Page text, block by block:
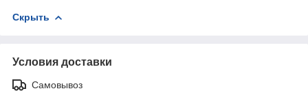
Скрыть
Условия доставки
Самовывоз